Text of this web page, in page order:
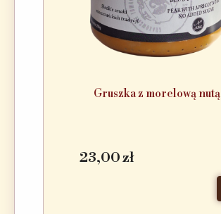
Gruszka z morelową nutą
23,00 zł